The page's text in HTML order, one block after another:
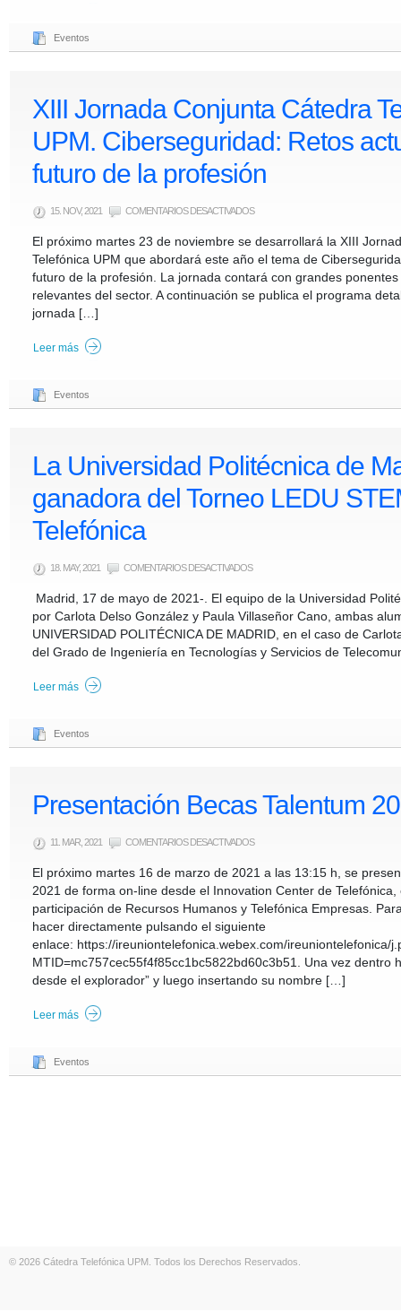
Eventos
XIII Jornada Conjunta Cátedra
UPM. Ciberseguridad: Retos
futuro de la profesión
15. NOV, 2021 COMENTARIOS DESACTIVADOSEN
CONJUNTA
CÁTEDRA
TELEFÓNICA
CIBERSEGURIDAD:
RETOS
ACTUALES
El próximo martes 23 de noviembre se desarrollará la XIII
Telefónica UPM que abordará este año el tema de
futuro de la profesión. La jornada contará con grandes
relevantes del sector. A continuación se publica el programa
jornada […]
Leer más
Eventos
La Universidad Politécnica de
ganadora del Torneo LEDU
Telefónica
18. MAY, 2021 COMENTARIOS DESACTIVADOSEN
POLITÉCNICA
DE
MADRID
DEL
TORNEO
LEDU
Madrid, 17 de mayo de 2021-. El equipo de la Universidad
por Carlota Delso González y Paula Villaseñor Cano, ambas
UNIVERSIDAD POLITÉCNICA DE MADRID, en el caso de
del Grado de Ingeniería en Tecnologías y Servicios de
Leer más
Eventos
Presentación Becas Talentum
11. MAR, 2021 COMENTARIOS DESACTIVADOSEN
TALENTUM
2021
El próximo martes 16 de marzo de 2021 a las 13:15 h, se
2021 de forma on-line desde el Innovation Center de
participación de Recursos Humanos y Telefónica Empresas.
hacer directamente pulsando el siguiente
enlace: https://ireuniontelefonica.webex.com/ireuniontelefonica/
MTID=mc757cec55f4f85cc1bc5822bd60c3b51. Una vez dentro
desde el explorador” y luego insertando su nombre […]
Leer más
Eventos
© 2026 Cátedra Telefónica UPM. Todos los Derechos Reservados.